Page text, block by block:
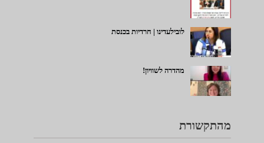
לובילעדינו | חרדיות בכנסת
מהדרה לשוויון!
מהתקשורת